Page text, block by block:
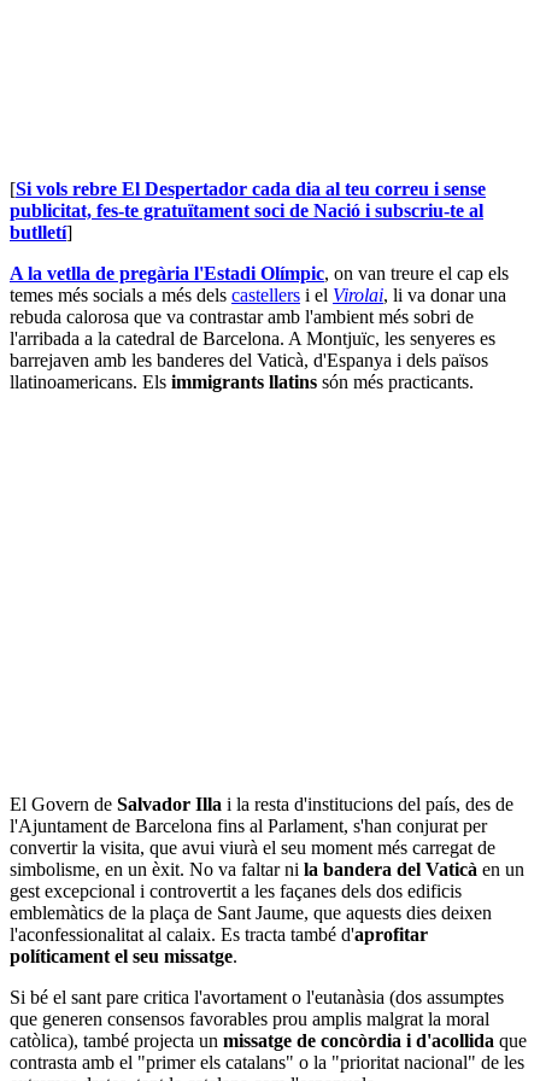
[Si vols rebre El Despertador cada dia al teu correu i sense
publicitat, fes-te gratuïtament soci de Nació i subscriu-te al
butlletí]
A la vetlla de pregària l'Estadi Olímpic, on van treure el cap els
temes més socials a més dels castellers i el Virolai, li va donar una
rebuda calorosa que va contrastar amb l'ambient més sobri de
l'arribada a la catedral de Barcelona. A Montjuïc, les senyeres es
barrejaven amb les banderes del Vaticà, d'Espanya i dels països
llatinoamericans. Els immigrants llatins són més practicants.
El Govern de Salvador Illa i la resta d'institucions del país, des de
l'Ajuntament de Barcelona fins al Parlament, s'han conjurat per
convertir la visita, que avui viurà el seu moment més carregat de
simbolisme, en un èxit. No va faltar ni la bandera del Vaticà en un
gest excepcional i controvertit a les façanes dels dos edificis
emblemàtics de la plaça de Sant Jaume, que aquests dies deixen
l'aconfessionalitat al calaix. Es tracta també d'aprofitar
políticament el seu missatge.
Si bé el sant pare critica l'avortament o l'eutanàsia (dos assumptes
que generen consensos favorables prou amplis malgrat la moral
catòlica), també projecta un missatge de concòrdia i d'acollida que
contrasta amb el "primer els catalans" o la "prioritat nacional" de les